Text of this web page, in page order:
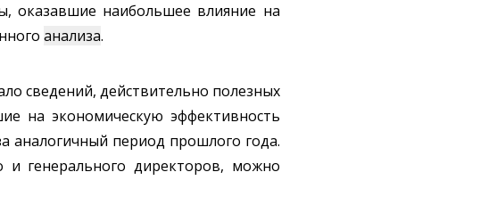
оказавшие наибольшее влияние на
анализа.
сведений, действительно полезных
на экономическую эффективность
аналогичный период прошлого года.
генерального директоров, можно